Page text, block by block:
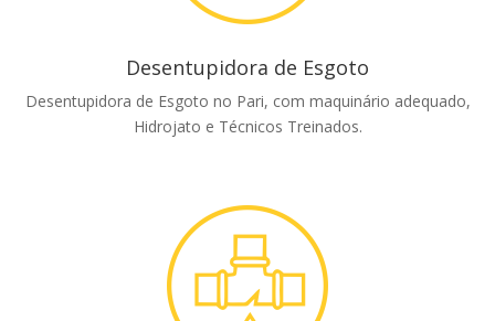
Desentupidora de Esgoto
Desentupidora de Esgoto no Pari, com maquinário adequado,
Hidrojato e Técnicos Treinados.